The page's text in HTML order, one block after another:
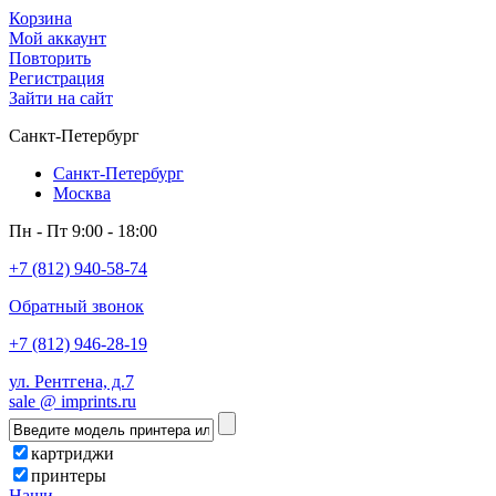
Корзина
Мой аккаунт
Повторить
Регистрация
Зайти на сайт
Санкт-Петербург
Санкт-Петербург
Москва
Пн - Пт 9:00 - 18:00
+7 (812) 940-58-74
Обратный звонок
+7 (812) 946-28-19
ул. Рентгена, д.7
sale @ imprints.ru
картриджи
принтеры